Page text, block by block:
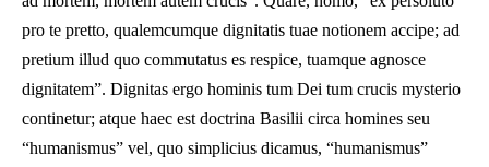
pro te pretto, qualemcumque dignitatis tuae notionem accipe; ad
pretium illud quo commutatus es respice, tuamque agnosce
dignitatem”. Dignitas ergo hominis tum Dei tum crucis mysterio
continetur; atque haec est doctrina Basilii circa homines seu
“humanismus” vel, quo simplicius dicamus, “humanismus”